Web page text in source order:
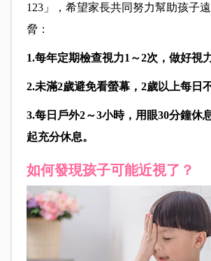
123」，希望家長共同努力幫助孩子
脅：
1.每年定期檢查視力1 ～2次，做好視
2.未滿2歲避免看螢幕，2歲以上每日
3.每日戶外2～3小時，用眼30分鐘休
起充分休息。
如何發現孩子可能近視了？